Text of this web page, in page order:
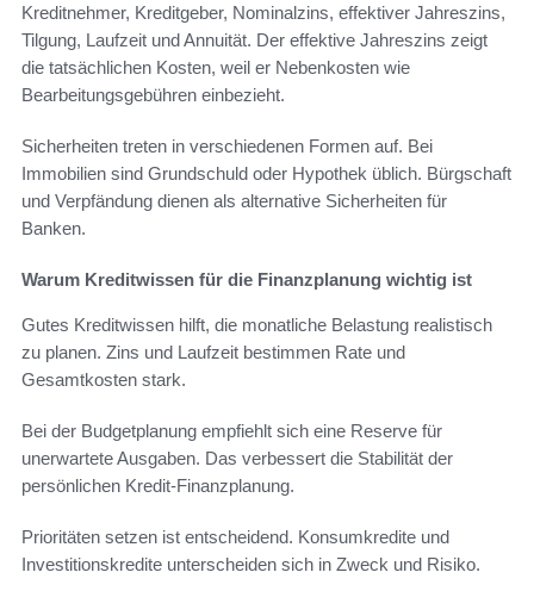
Kreditnehmer, Kreditgeber, Nominalzins, effektiver Jahreszins,
Tilgung, Laufzeit und Annuität. Der effektive Jahreszins zeigt
die tatsächlichen Kosten, weil er Nebenkosten wie
Bearbeitungsgebühren einbezieht.
Sicherheiten treten in verschiedenen Formen auf. Bei
Immobilien sind Grundschuld oder Hypothek üblich. Bürgschaft
und Verpfändung dienen als alternative Sicherheiten für
Banken.
Warum Kreditwissen für die Finanzplanung wichtig ist
Gutes Kreditwissen hilft, die monatliche Belastung realistisch
zu planen. Zins und Laufzeit bestimmen Rate und
Gesamtkosten stark.
Bei der Budgetplanung empfiehlt sich eine Reserve für
unerwartete Ausgaben. Das verbessert die Stabilität der
persönlichen Kredit-Finanzplanung.
Prioritäten setzen ist entscheidend. Konsumkredite und
Investitionskredite unterscheiden sich in Zweck und Risiko.